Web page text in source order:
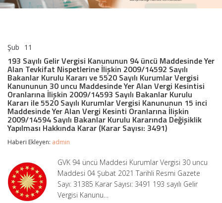
Şub 11
Gelir
Vergisi
Kanununun
94
üncü
Maddesinde
Yer
Alan
Tevkifat
Nispetlerine
Bakanlar
Kurulu
Kararı
193 Sayılı Gelir Vergisi Kanununun 94 üncü Maddesinde Yer
Alan Tevkifat Nispetlerine İlişkin 2009/14592 Sayılı
Bakanlar Kurulu Kararı ve 5520 Sayılı Kurumlar Vergisi
Kanununun 30 uncu Maddesinde Yer Alan Vergi Kesintisi
Oranlarına İlişkin 2009/14593 Sayılı Bakanlar Kurulu
Kararı ile 5520 Sayılı Kurumlar Vergisi Kanununun 15 inci
Maddesinde Yer Alan Vergi Kesinti Oranlarına İlişkin
2009/14594 Sayılı Bakanlar Kurulu Kararında Değişiklik
Yapılması Hakkında Karar (Karar Sayısı: 3491)
Haberi Ekleyen: admin
GVK 94 üncü Maddesi Kurumlar Vergisi 30 uncu
Maddesi 04 Şubat 2021 Tarihli Resmi Gazete
Sayı: 31385 Karar Sayısı: 3491 193 sayılı Gelir
Vergisi Kanunu…